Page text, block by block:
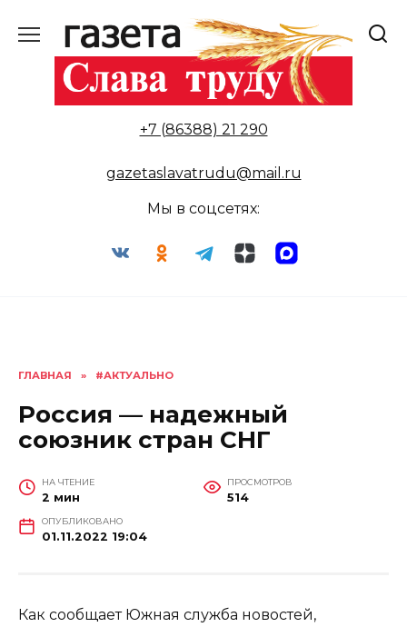
содержанию
+7 (86388) 21 290
gazetaslavatrudu@mail.ru
Мы в соцсетях:
ГЛАВНАЯ » #АКТУАЛЬНО
Россия — надежный
союзник стран СНГ
НА ЧТЕНИЕ
2 мин
ПРОСМОТРОВ
514
ОПУБЛИКОВАНО
01.11.2022 19:04
Как сообщает Южная служба новостей,